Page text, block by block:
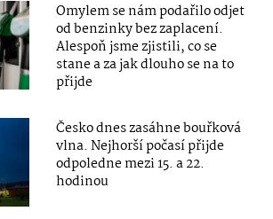
Omylem se nám podařilo odjet
od benzinky bez zaplacení.
Alespoň jsme zjistili, co se
stane a za jak dlouho se na to
přijde
Česko dnes zasáhne bouřková
vlna. Nejhorší počasí přijde
odpoledne mezi 15. a 22.
hodinou